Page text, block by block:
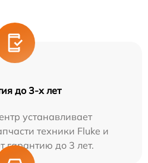
до 3-х лет
устанавливает
техники Fluke и
гарантию до 3 лет.